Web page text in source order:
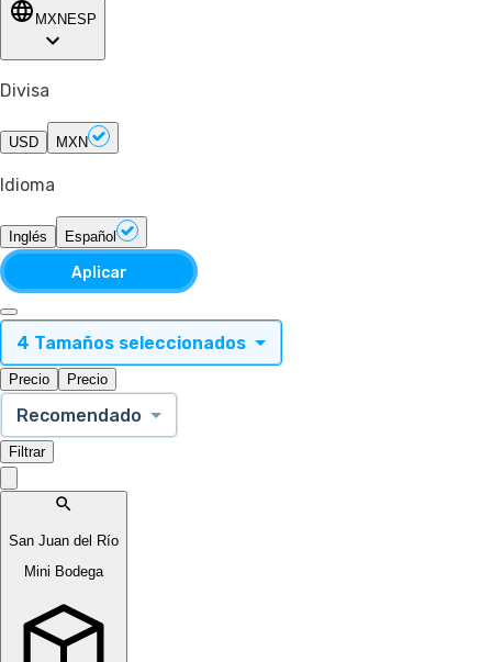
MXN ESP
Divisa
USD MXN
Idioma
Inglés Español
Aplicar
4 Tamaños seleccionados
Precio Precio
Recomendado
Filtrar
San Juan del Río
Mini Bodega